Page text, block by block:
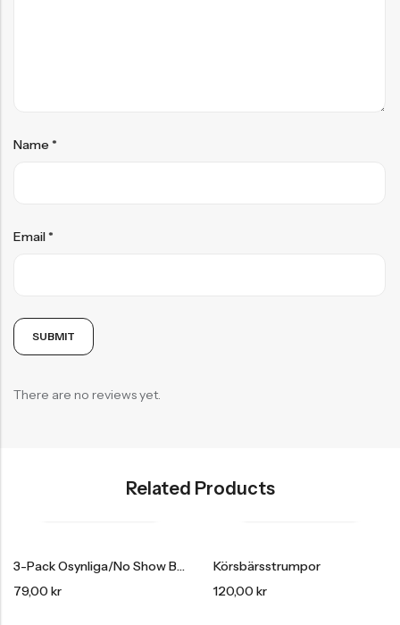
Name*
Email*
There are no reviews yet.
Related Products
3-Pack Osynliga/no Show Bambu Strumpor
79,00 kr
Körsbärsstrumpor
120,00 kr